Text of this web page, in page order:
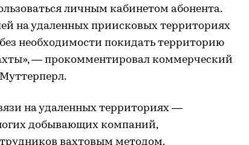
личным кабинетом абонента.
на удаленных приисковых территориях
необходимости покидать территорию
— прокомментировал коммерческий
на удаленных территориях —
добывающих компаний,
вахтовым методом.